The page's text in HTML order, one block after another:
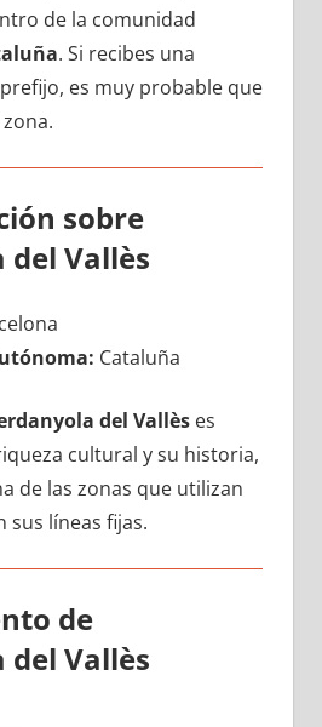
dе la comunidad
. Si recibes una
es muy probable quе
sobre
del Vallès
Cataluña
del Vallèses
cultural у su historia,
dе las zonas quе utilizan
sus líneas fijas.
dе
del Vallès